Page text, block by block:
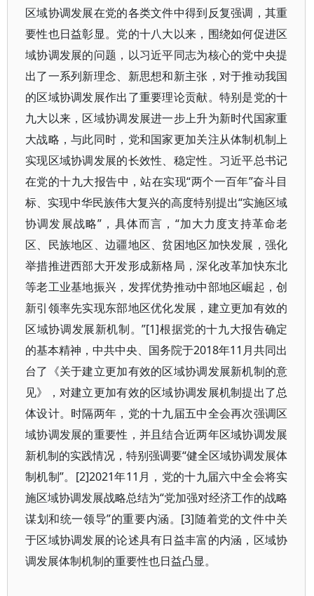
区域协调发展在党的各类文件中得到反复强调，其重
要性也日益彰显。党的十八大以来，围绕如何促进区
域协调发展的问题，以习近平同志为核心的党中央提
出了一系列新理念、新思想和新主张，对于推动我国
的区域协调发展作出了重要理论贡献。特别是党的十
九大以来，区域协调发展进一步上升为新时代国家重
大战略，与此同时，党和国家更加关注从体制机制上
实现区域协调发展的长效性、稳定性。习近平总书记
在党的十九大报告中，站在实现“两个一百年”奋斗目
标、实现中华民族伟大复兴的高度特别提出“实施区域
协调发展战略”，具体而言，“加大力度支持革命老
区、民族地区、边疆地区、贫困地区加快发展，强化
举措推进西部大开发形成新格局，深化改革加快东北
等老工业基地振兴，发挥优势推动中部地区崛起，创
新引领率先实现东部地区优化发展，建立更加有效的
区域协调发展新机制。”[1]根据党的十九大报告确定
的基本精神，中共中央、国务院于2018年11月共同出
台了《关于建立更加有效的区域协调发展新机制的意
见》，对建立更加有效的区域协调发展机制提出了总
体设计。时隔两年，党的十九届五中全会再次强调区
域协调发展的重要性，并且结合近两年区域协调发展
新机制的实践情况，特别强调要“健全区域协调发展体
制机制”。[2]2021年11月，党的十九届六中全会将实
施区域协调发展战略总结为“党加强对经济工作的战略
谋划和统一领导”的重要内涵。[3]随着党的文件中关
于区域协调发展的论述具有日益丰富的内涵，区域协
调发展体制机制的重要性也日益凸显。